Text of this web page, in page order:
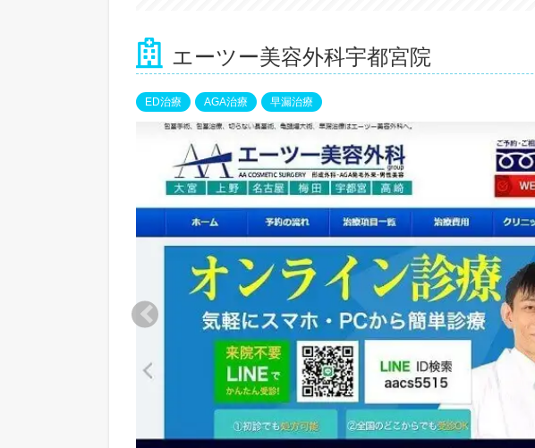
エーツー美容外科宇都宮院
ED治療 AGA治療 早漏治療